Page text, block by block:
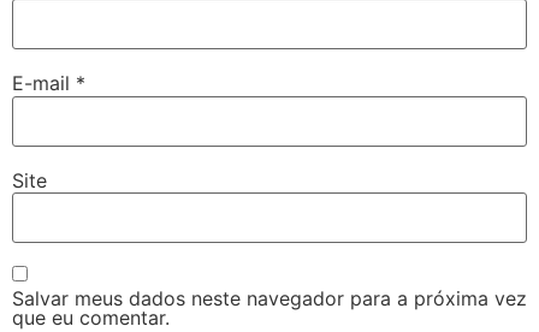
E-mail *
Site
Salvar meus dados neste navegador para a próxima vez
que eu comentar.